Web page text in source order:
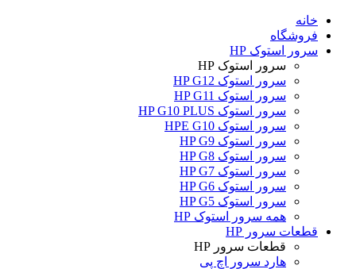
خانه
فروشگاه
سرور استوک HP
سرور استوک HP
سرور استوک HP G12
سرور استوک HP G11
سرور استوک HP G10 PLUS
سرور استوک HPE G10
سرور استوک HP G9
سرور استوک HP G8
سرور استوک HP G7
سرور استوک HP G6
سرور استوک HP G5
همه سرور استوک HP
قطعات سرور HP
قطعات سرور HP
هارد سرور اچ پی